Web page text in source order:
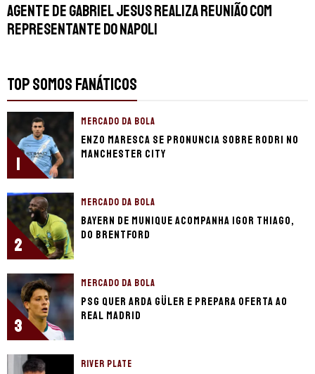
Agente de Gabriel Jesus realiza reunião com
representante do Napoli
TOP SOMOS FANÁTICOS
1
MERCADO DA BOLA
Enzo Maresca se pronuncia sobre Rodri no
Manchester City
2
MERCADO DA BOLA
Bayern de Munique acompanha Igor Thiago,
do Brentford
3
MERCADO DA BOLA
PSG quer Arda Güler e prepara oferta ao
Real Madrid
RIVER PLATE